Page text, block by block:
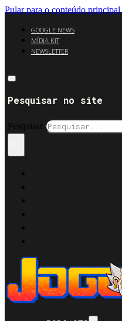
Pular para o conteúdo principal
GOOGLE NEWS
MÍDIA KIT
NEWSLETTER
Pesquisar no site
Pesquisar